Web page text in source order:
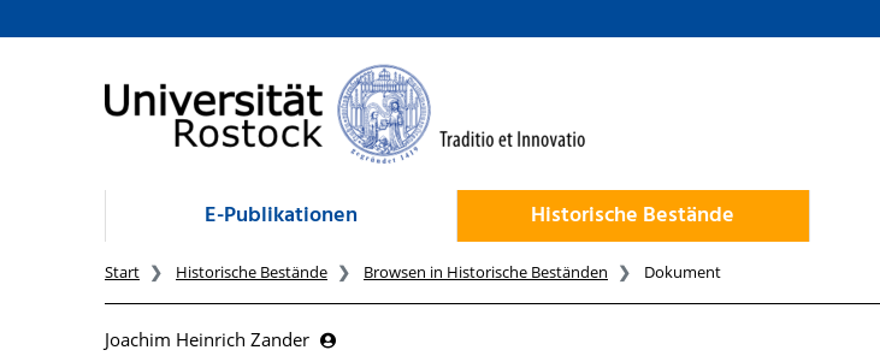
zum Inhalt
E-Publikationen Historische Bestände
Start Historische Bestände Browsen in Historische Beständen Dokument
Joachim Heinrich Zander